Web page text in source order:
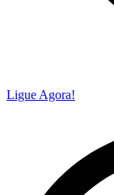
Ligue Agora!